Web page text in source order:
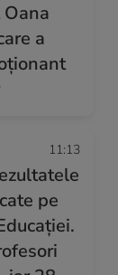
Oana
a
11:13
pe